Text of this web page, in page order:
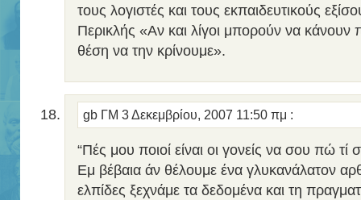
τους λογιστές και τους εκπαιδευτικούς
Περικλής «Αν και λίγοι μπορούν να κάνουν
θέση να την κρίνουμε».
gb ΓΜ 3 Δεκεμβρίου, 2007 11:50 πμ :
“Πές μου ποιοί είναι οι γονείς να σου πώ τί
Εμ βέβαια άν θέλουμε ένα γλυκανάλατον
ελπίδες ξεχνάμε τα δεδομένα και τη